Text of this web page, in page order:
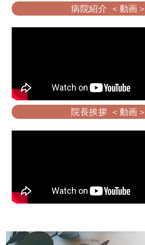
病院紹介 ＜動画＞
院長挨拶 ＜動画＞